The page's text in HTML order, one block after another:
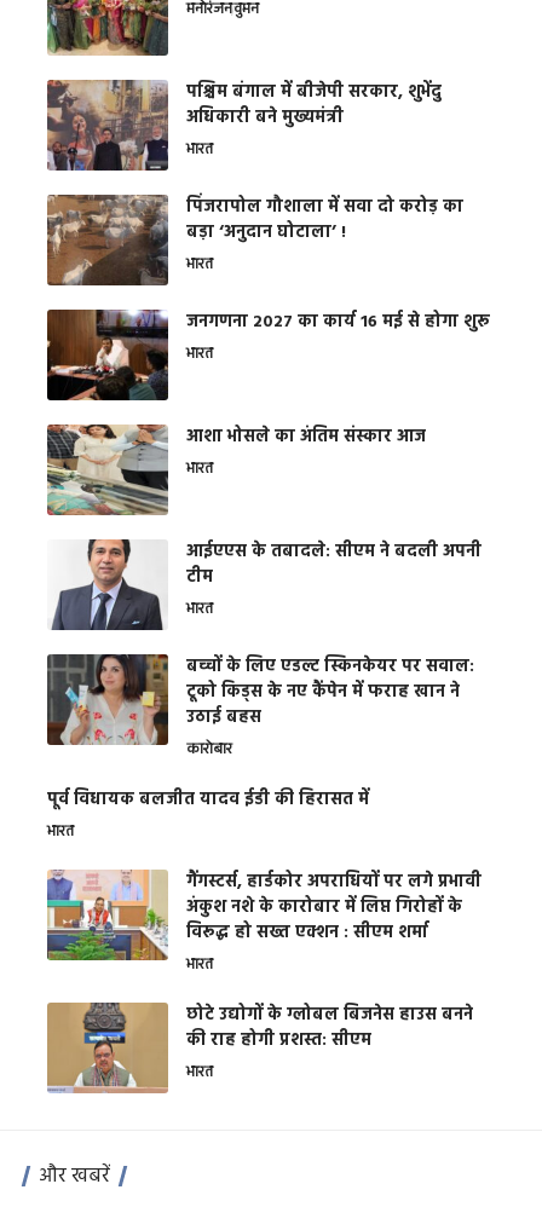
मनोरंजनवुमन
पश्चिम बंगाल में बीजेपी सरकार, शुभेंदु
अधिकारी बने मुख्यमंत्री
भारत
​पिंजरापोल गौशाला में सवा दो करोड़ का
बड़ा ‘अनुदान घोटाला’ !
भारत
जनगणना 2027 का कार्य 16 मई से होगा शुरू
भारत
आशा भोसले का अंतिम संस्कार आज
भारत
आईएएस के तबादले: सीएम ने बदली अपनी
टीम
भारत
बच्चों के लिए एडल्ट स्किनकेयर पर सवाल:
टूको किड्स के नए कैंपेन में फराह खान ने
उठाई बहस
कारोबार
पूर्व विधायक बलजीत यादव ईडी की हिरासत में
भारत
गैंगस्टर्स, हार्डकोर अपराधियों पर लगे प्रभावी
अंकुश नशे के कारोबार में लिप्त गिरोहों के
विरूद्ध हो सख्त एक्शन : सीएम शर्मा
भारत
छोटे उद्योगों के ग्लोबल बिजनेस हाउस बनने
की राह होगी प्रशस्त: सीएम
भारत
और खबरें